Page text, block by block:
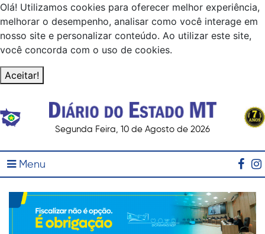
Olá! Utilizamos cookies para oferecer melhor experiência,
melhorar o desempenho, analisar como você interage em
nosso site e personalizar conteúdo. Ao utilizar este site,
você concorda com o uso de cookies.
Aceitar!
Segunda Feira, 10 de Agosto de 2026
Menu